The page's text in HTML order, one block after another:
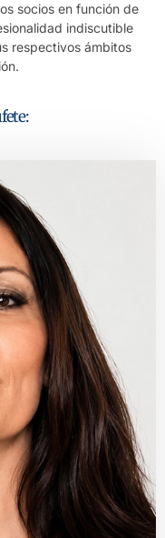
socios en función de
indiscutible
respectivos ámbitos